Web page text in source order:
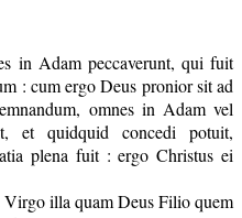
in Adam peccaverunt, qui fuit
: cum ergo Deus pronior sit ad
omnes in Adam vel
et quidquid concedi potuit,
plena fuit : ergo Christus ei
illa quam Deus Filio quem